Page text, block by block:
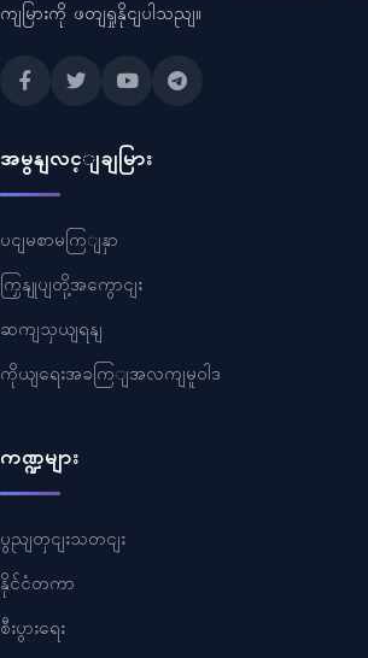
ကျမြားကို ဖတျရှုနိုငျပါသညျ။
အမွနျလင့ျချမြား
ပငျမစာမကြျနှာ
ကြှနျုပျတို့အကွောငျး
ဆကျသှယျရနျ
ကိုယျရေးအခကြျအလကျမူဝါဒ
ကဏ္ဍများ
ပွညျတှငျးသတငျး
နိုင်ငံတကာ
စီးပွားရေး